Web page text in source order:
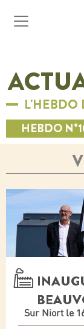
L'HEBDO
HEBDO
Sur Niort le